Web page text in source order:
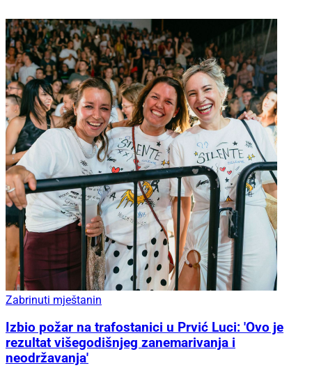
Zabrinuti mještanin
Izbio požar na trafostanici u Prvić Luci: 'Ovo je
rezultat višegodišnjeg zanemarivanja i
neodržavanja'